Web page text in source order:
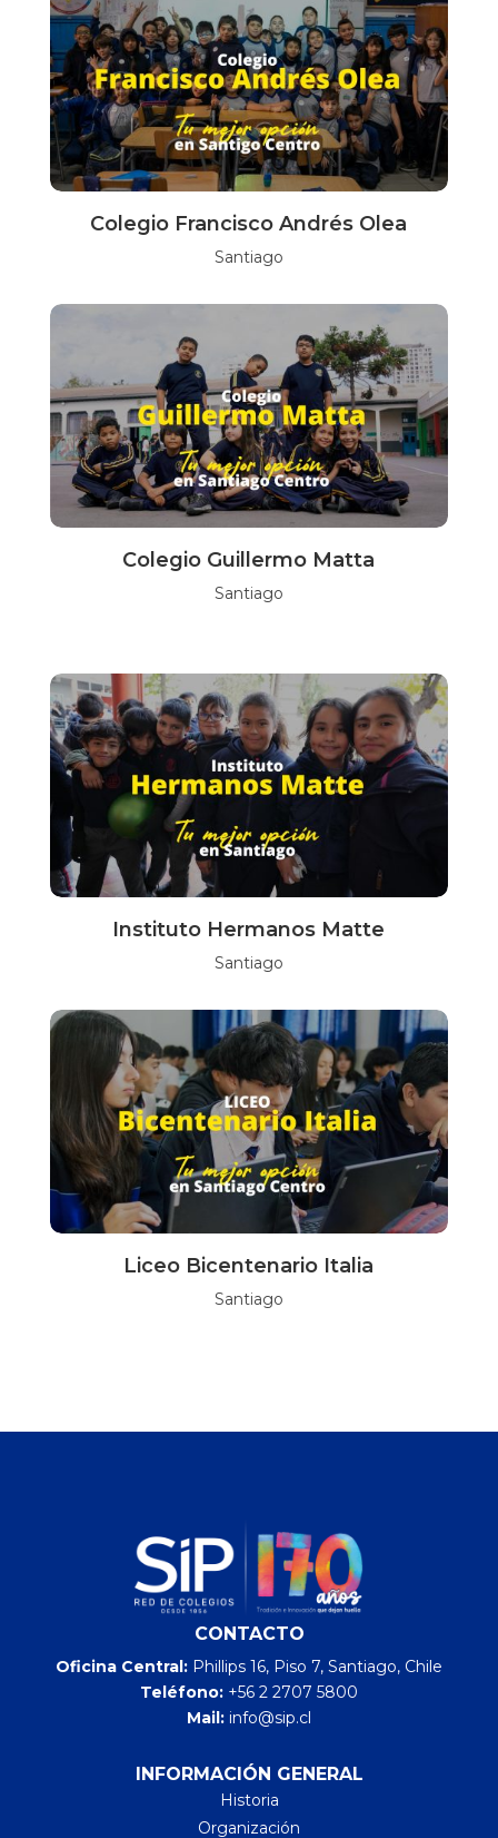
Colegio Francisco Andrés Olea
Santiago
Colegio Guillermo Matta
Santiago
Instituto Hermanos Matte
Santiago
Liceo Bicentenario Italia
Santiago
CONTACTO
Oficina Central: Phillips 16, Piso 7, Santiago, Chile
Teléfono: +56 2 2707 5800
Mail: info@sip.cl
INFORMACIÓN GENERAL
Historia
Organización